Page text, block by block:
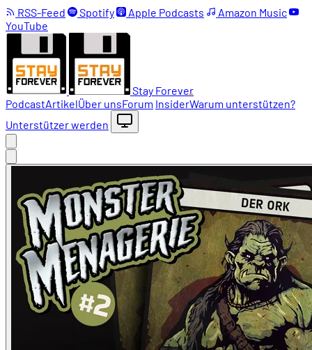
RSS-Feed Spotify Apple Podcasts
Amazon Music
YouTube
Stay Forever
PodcastArtikelÜber unsForum InsiderWarum unterstützen?
Unterstützer werden